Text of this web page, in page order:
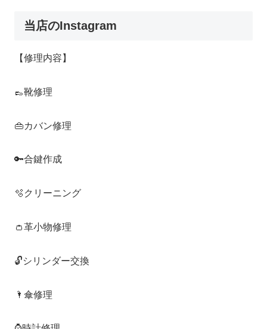
当店のInstagram
【修理内容】
👞靴修理
👜カバン修理
🔑合鍵作成
🫧クリーニング
👛革小物修理
🔓シリンダー交換
🌂傘修理